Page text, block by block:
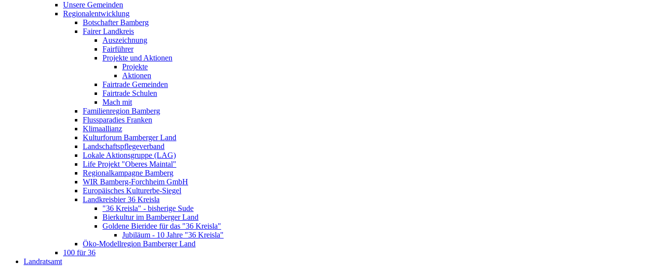
Unsere Gemeinden
Regionalentwicklung
Botschafter Bamberg
Fairer Landkreis
Auszeichnung
Fairführer
Projekte und Aktionen
Projekte
Aktionen
Fairtrade Gemeinden
Fairtrade Schulen
Mach mit
Familienregion Bamberg
Flussparadies Franken
Klimaallianz
Kulturforum Bamberger Land
Landschaftspflegeverband
Lokale Aktionsgruppe (LAG)
Life Projekt "Oberes Maintal"
Regionalkampagne Bamberg
WIR Bamberg-Forchheim GmbH
Europäisches Kulturerbe-Siegel
Landkreisbier 36 Kreisla
"36 Kreisla" - bisherige Sude
Bierkultur im Bamberger Land
Goldene Bieridee für das "36 Kreisla"
Jubiläum - 10 Jahre "36 Kreisla"
Öko-Modellregion Bamberger Land
100 für 36
Landratsamt